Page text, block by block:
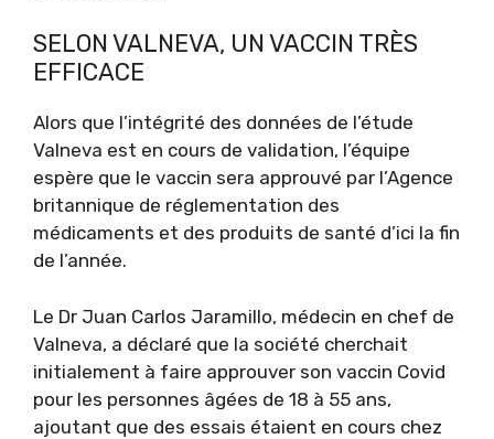
SELON VALNEVA, UN VACCIN TRÈS
EFFICACE
Alors que l’intégrité des données de l’étude
Valneva est en cours de validation, l’équipe
espère que le vaccin sera approuvé par l’Agence
britannique de réglementation des
médicaments et des produits de santé d’ici la fin
de l’année.
Le Dr Juan Carlos Jaramillo, médecin en chef de
Valneva, a déclaré que la société cherchait
initialement à faire approuver son vaccin Covid
pour les personnes âgées de 18 à 55 ans,
ajoutant que des essais étaient en cours chez